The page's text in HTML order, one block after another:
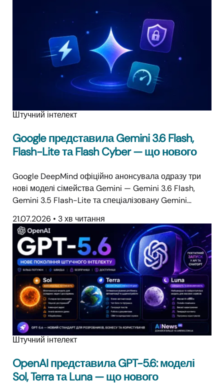
Штучний інтелект
Google представила Gemini 3.6 Flash,
Flash-Lite та Flash Cyber — що нового
Google DeepMind офіційно анонсувала одразу три
нові моделі сімейства Gemini — Gemini 3.6 Flash,
Gemini 3.5 Flash-Lite та спеціалізовану Gemini…
21.07.2026 • 3 хв читання
Штучний інтелект
OpenAI представила GPT-5.6: моделі
Sol, Terra та Luna — що нового